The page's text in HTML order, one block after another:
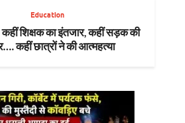
Education
शिक्षक का इंतजार, कहीं सड़क की
कहीं छात्रों ने की आत्महत्या